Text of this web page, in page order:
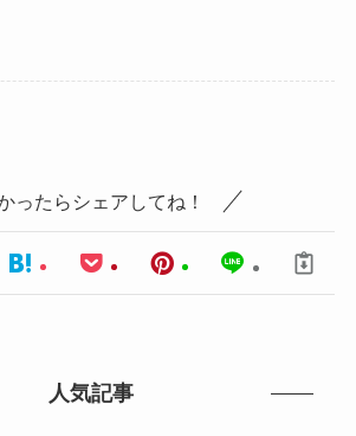
ったらシェアしてね！
人気記事